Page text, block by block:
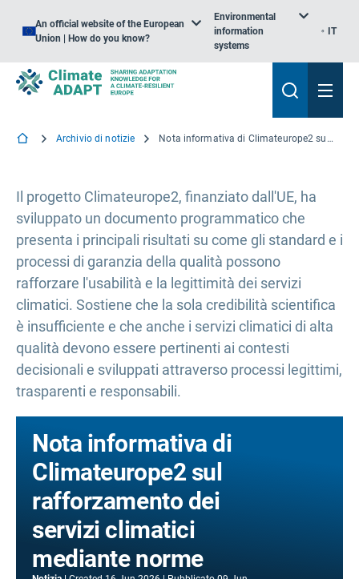
An official website of the European
Union | How do you know?
Environmental
information
systems
IT
Archivio di notizie Nota informativa di Climateurope2 sul rafforzamento dei servizi climatici mediante norme
Il progetto Climateurope2, finanziato dall'UE, ha
sviluppato un documento programmatico che
presenta i principali risultati su come gli standard e i
processi di garanzia della qualità possono
rafforzare l'usabilità e la legittimità dei servizi
climatici. Sostiene che la sola credibilità scientifica
è insufficiente e che anche i servizi climatici di alta
qualità devono essere pertinenti ai contesti
decisionali e sviluppati attraverso processi legittimi,
trasparenti e responsabili.
Nota informativa di
Climateurope2 sul
rafforzamento dei
servizi climatici
mediante norme